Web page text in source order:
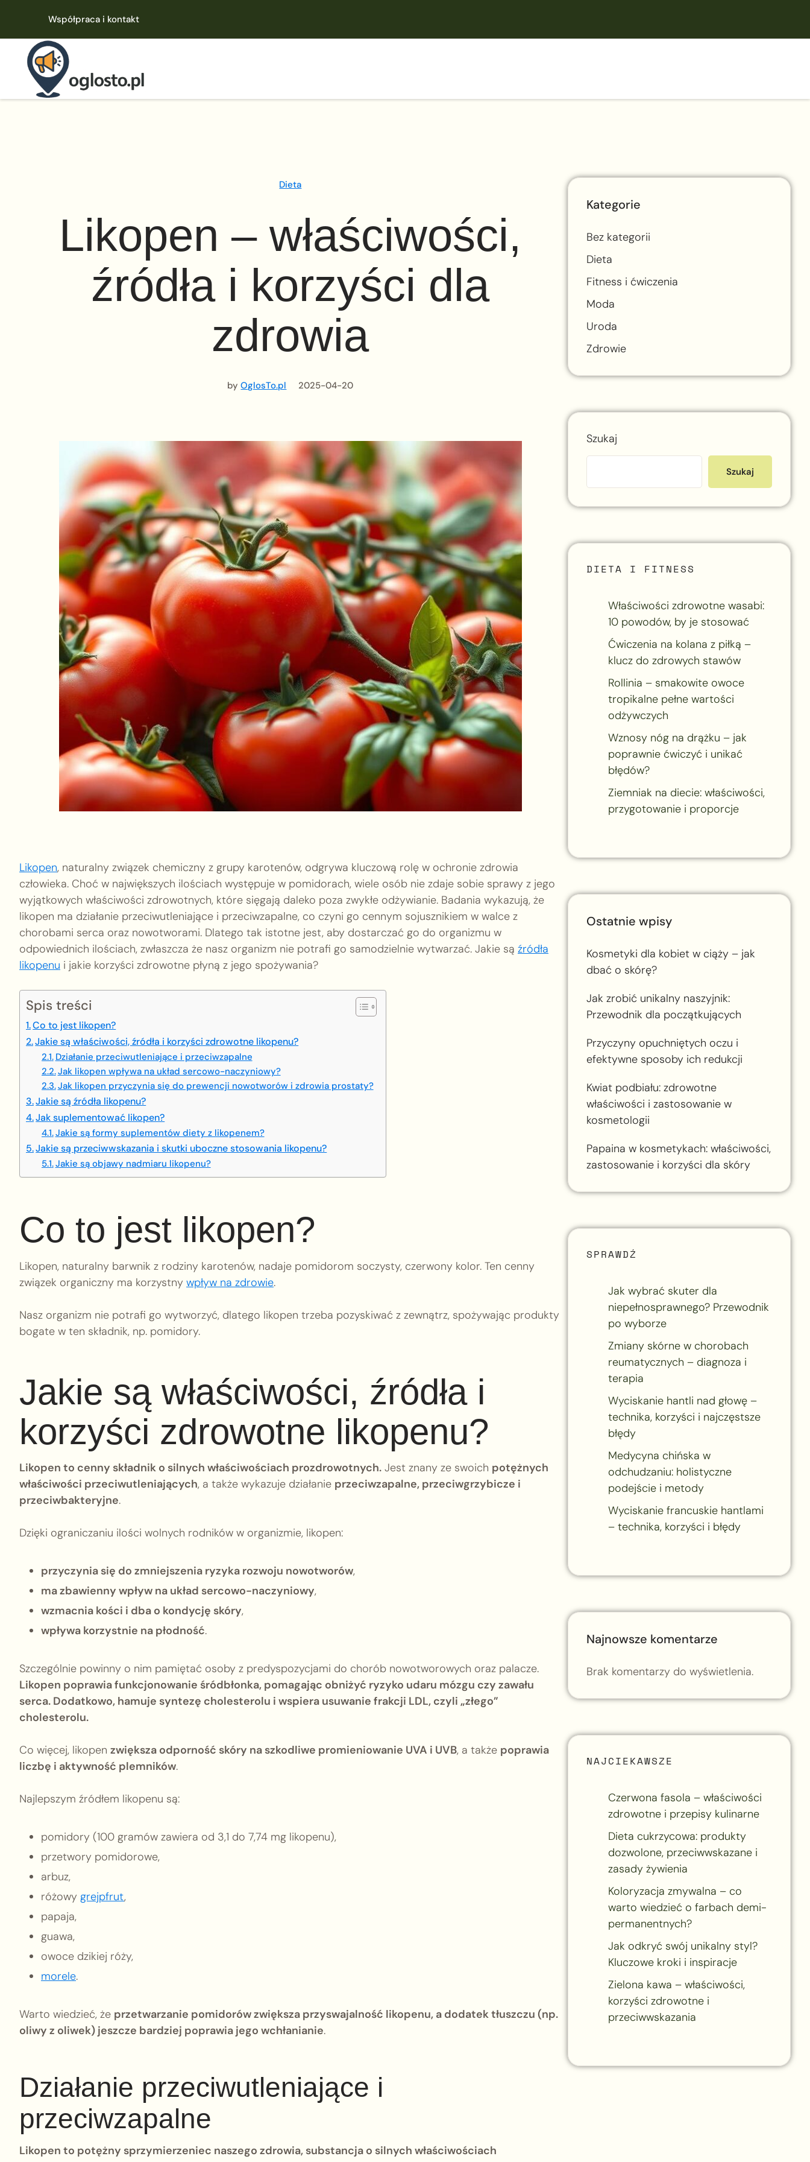
Współpraca i kontakt
Dieta
Likopen – właściwości,
źródła i korzyści dla
zdrowia
byOglosTo.pl 2025-04-20
Likopen, naturalny związek chemiczny z grupy karotenów, odgrywa kluczową rolę w ochronie zdrowia
człowieka. Choć w największych ilościach występuje w pomidorach, wiele osób nie zdaje sobie sprawy z jego
wyjątkowych właściwości zdrowotnych, które sięgają daleko poza zwykłe odżywianie. Badania wykazują, że
likopen ma działanie przeciwutleniające i przeciwzapalne, co czyni go cennym sojusznikiem w walce z
chorobami serca oraz nowotworami. Dlatego tak istotne jest, aby dostarczać go do organizmu w
odpowiednich ilościach, zwłaszcza że nasz organizm nie potrafi go samodzielnie wytwarzać. Jakie są źródła
likopenu i jakie korzyści zdrowotne płyną z jego spożywania?
Spis treści
Co to jest likopen?
Jakie są właściwości, źródła i korzyści zdrowotne likopenu?
Działanie przeciwutleniające i przeciwzapalne
Jak likopen wpływa na układ sercowo-naczyniowy?
Jak likopen przyczynia się do prewencji nowotworów i zdrowia prostaty?
Jakie są źródła likopenu?
Jak suplementować likopen?
Jakie są formy suplementów diety z likopenem?
Jakie są przeciwwskazania i skutki uboczne stosowania likopenu?
Jakie są objawy nadmiaru likopenu?
Co to jest likopen?
Likopen, naturalny barwnik z rodziny karotenów, nadaje pomidorom soczysty, czerwony kolor. Ten cenny
związek organiczny ma korzystny wpływ na zdrowie.
Nasz organizm nie potrafi go wytworzyć, dlatego likopen trzeba pozyskiwać z zewnątrz, spożywając produkty
bogate w ten składnik, np. pomidory.
Jakie są właściwości, źródła i
korzyści zdrowotne likopenu?
Likopen to cenny składnik o silnych właściwościach prozdrowotnych. Jest znany ze swoich potężnych
właściwości przeciwutleniających, a także wykazuje działanie przeciwzapalne, przeciwgrzybicze i
przeciwbakteryjne.
Dzięki ograniczaniu ilości wolnych rodników w organizmie, likopen:
przyczynia się do zmniejszenia ryzyka rozwoju nowotworów,
ma zbawienny wpływ na układ sercowo-naczyniowy,
wzmacnia kości i dba o kondycję skóry,
wpływa korzystnie na płodność.
Szczególnie powinny o nim pamiętać osoby z predyspozycjami do chorób nowotworowych oraz palacze.
Likopen poprawia funkcjonowanie śródbłonka, pomagając obniżyć ryzyko udaru mózgu czy zawału
serca. Dodatkowo, hamuje syntezę cholesterolu i wspiera usuwanie frakcji LDL, czyli „złego”
cholesterolu.
Co więcej, likopen zwiększa odporność skóry na szkodliwe promieniowanie UVA i UVB, a także poprawia
liczbę i aktywność plemników.
Najlepszym źródłem likopenu są:
pomidory (100 gramów zawiera od 3,1 do 7,74 mg likopenu),
przetwory pomidorowe,
arbuz,
różowy grejpfrut,
papaja,
guawa,
owoce dzikiej róży,
morele.
Warto wiedzieć, że przetwarzanie pomidorów zwiększa przyswajalność likopenu, a dodatek tłuszczu (np.
oliwy z oliwek) jeszcze bardziej poprawia jego wchłanianie.
Działanie przeciwutleniające i
przeciwzapalne
Likopen to potężny sprzymierzeniec naszego zdrowia, substancja o silnych właściwościach
Kategorie
Bez kategorii
Dieta
Fitness i ćwiczenia
Moda
Uroda
Zdrowie
Szukaj
Szukaj
DIETA I FITNESS
Właściwości zdrowotne wasabi:
10 powodów, by je stosować
Ćwiczenia na kolana z piłką –
klucz do zdrowych stawów
Rollinia – smakowite owoce
tropikalne pełne wartości
odżywczych
Wznosy nóg na drążku – jak
poprawnie ćwiczyć i unikać
błędów?
Ziemniak na diecie: właściwości,
przygotowanie i proporcje
Ostatnie wpisy
Kosmetyki dla kobiet w ciąży – jak
dbać o skórę?
Jak zrobić unikalny naszyjnik:
Przewodnik dla początkujących
Przyczyny opuchniętych oczu i
efektywne sposoby ich redukcji
Kwiat podbiału: zdrowotne
właściwości i zastosowanie w
kosmetologii
Papaina w kosmetykach: właściwości,
zastosowanie i korzyści dla skóry
SPRAWDŹ
Jak wybrać skuter dla
niepełnosprawnego? Przewodnik
po wyborze
Zmiany skórne w chorobach
reumatycznych – diagnoza i
terapia
Wyciskanie hantli nad głowę –
technika, korzyści i najczęstsze
błędy
Medycyna chińska w
odchudzaniu: holistyczne
podejście i metody
Wyciskanie francuskie hantlami
– technika, korzyści i błędy
Najnowsze komentarze
Brak komentarzy do wyświetlenia.
NAJCIEKAWSZE
Czerwona fasola – właściwości
zdrowotne i przepisy kulinarne
Dieta cukrzycowa: produkty
dozwolone, przeciwwskazane i
zasady żywienia
Koloryzacja zmywalna – co
warto wiedzieć o farbach demi-
permanentnych?
Jak odkryć swój unikalny styl?
Kluczowe kroki i inspiracje
Zielona kawa – właściwości,
korzyści zdrowotne i
przeciwwskazania